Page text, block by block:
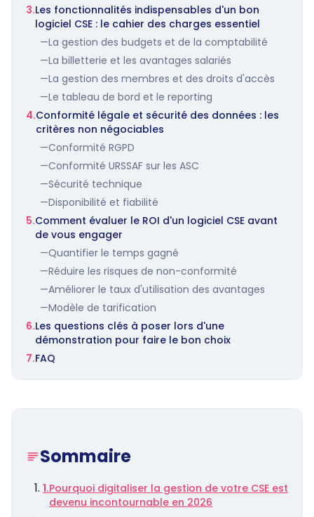
3.Les fonctionnalités indispensables d'un bon
logiciel CSE : le cahier des charges essentiel
—La gestion des budgets et de la comptabilité
—La billetterie et les avantages salariés
—La gestion des membres et des droits d'accès
—Le tableau de bord et le reporting
4.Conformité légale et sécurité des données : les
critères non négociables
—Conformité RGPD
—Conformité URSSAF sur les ASC
—Sécurité technique
—Disponibilité et fiabilité
5.Comment évaluer le ROI d'un logiciel CSE avant
de vous engager
—Quantifier le temps gagné
—Réduire les risques de non-conformité
—Améliorer le taux d'utilisation des avantages
—Modèle de tarification
6.Les questions clés à poser lors d'une
démonstration pour faire le bon choix
7.FAQ
Sommaire
1.Pourquoi digitaliser la gestion de votre CSE est
devenu incontournable en 2026